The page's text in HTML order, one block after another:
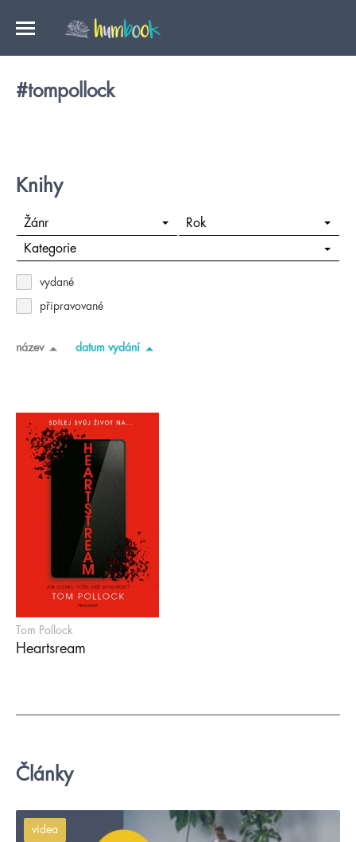
#tompollock
Knihy
Žánr Rok
Kategorie
vydané
připravované
název datum vydání
Tom Pollock
Heartsream
Články
videa